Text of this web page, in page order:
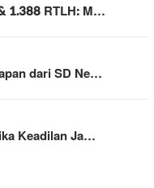
1.388 RTLH: M…
dari SD Ne…
Keadilan Ja…